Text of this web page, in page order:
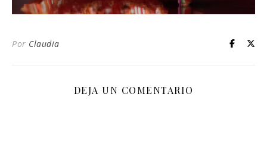
Por Claudia
DEJA UN COMENTARIO